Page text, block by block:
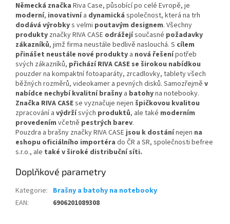
Německá značka Riva Case, působící po celé Evropě, je
moderní, inovativnía dynamická společnost, která na trh
dodává výrobkys velmi poutavým designem. Všechny
produkty značky RIVA CASE odrážejísoučasné požadavky
zákazníků, jimž firma neustále bedlivě naslouchá. S cílem
přinášet neustále nové produkty a nová řešenípotřeb
svých zákazníků, přichází RIVA CASE se širokou nabídkou
pouzder na kompaktní fotoaparáty, zrcadlovky, tablety všech
běžných rozměrů, videokamer a pevných disků. Samozřejmě v
nabídce nechybí kvalitní brašny a batohyna notebooky.
Značka RIVA CASEse vyznačuje nejen špičkovou kvalitou
zpracování a výdržísvých produktů, ale také moderním
provedením včetně pestrých barev.
Pouzdra a brašny značky RIVA CASEjsou k dostánínejen na
eshopu oficiálního importéra do ČR a SR, společnosti befree
s.r.o., ale také v široké distribuční síti.
Doplňkové parametry
Kategorie: Brašny a batohy na notebooky
EAN: 6906201089308